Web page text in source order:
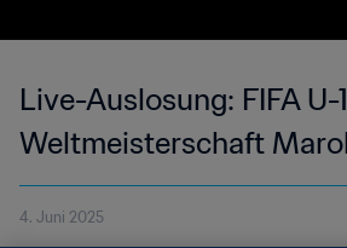
Live-Auslosung: FIFA U-
Weltmeisterschaft
4. Juni 2025